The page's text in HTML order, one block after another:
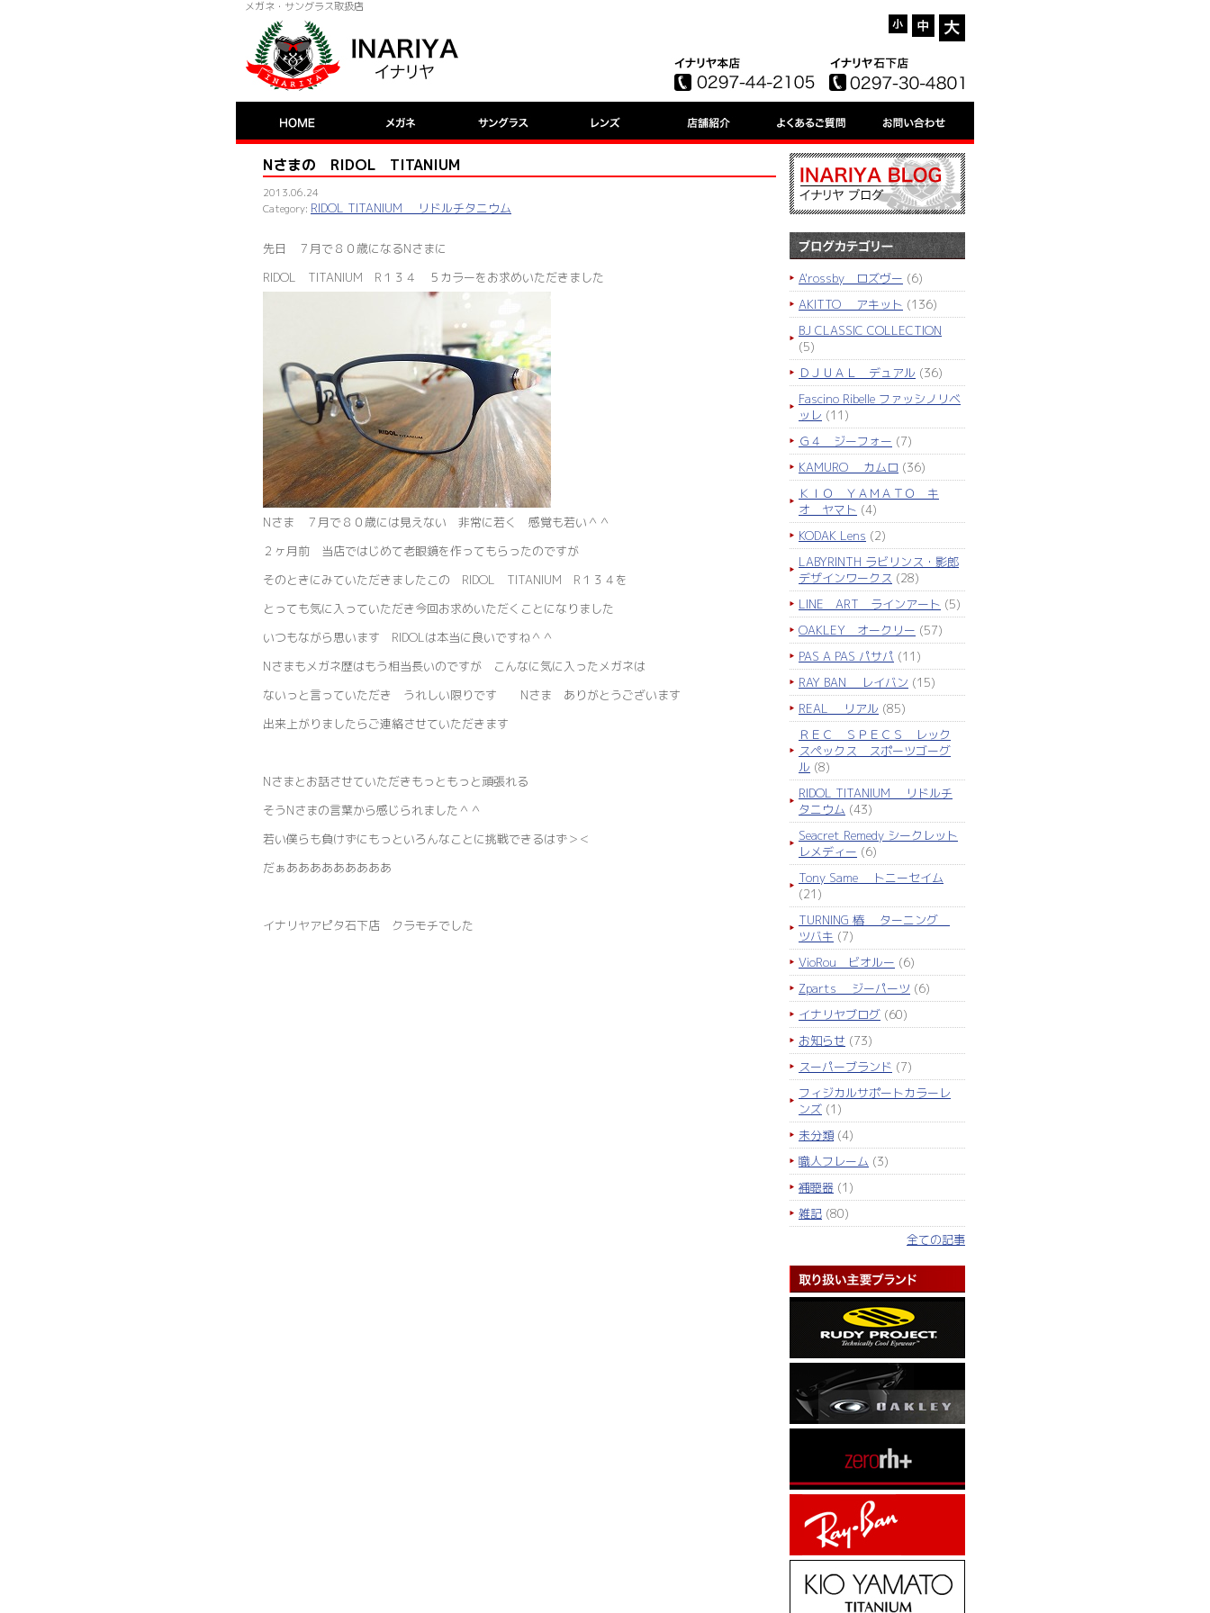
メガネ・サングラス取扱店
Nさまの RIDOL TITANIUM
2013.06.24
RIDOL TITANIUM リドルチタニウム
先日 ７月で８０歳になるNさまに
RIDOL TITANIUM R１３４ ５カラーをお求めいただきました
Nさま ７月で８０歳には見えない 非常に若く 感覚も若い＾＾
２ヶ月前 当店ではじめて老眼鏡を作ってもらったのですが
そのときにみていただきましたこの RIDOL TITANIUM R１３４を
とっても気に入っていただき今回お求めいただくことになりました
いつもながら思います RIDOLは本当に良いですね＾＾
Nさまもメガネ歴はもう相当長いのですが こんなに気に入ったメガネは
ないっと言っていただき うれしい限りです Nさま ありがとうございます
出来上がりましたらご連絡させていただきます
Nさまとお話させていただきもっともっと頑張れる
そうNさまの言葉から感じられました＾＾
若い僕らも負けずにもっといろんなことに挑戦できるはず＞＜
だぁあああああああああ
イナリヤアピタ石下店 クラモチでした
A'rossby ロズヴー (6)
AKITTO アキット (136)
BJ CLASSIC COLLECTION
(5)
ＤＪＵＡＬ デュアル (36)
Fascino Ribelle ファッシノリベ
ッレ (11)
Ｇ４ ジーフォー (7)
KAMURO カムロ (36)
ＫＩＯ ＹＡＭＡＴＯ キ
オ ヤマト (4)
KODAK Lens (2)
LABYRINTH ラビリンス・影郎
デザインワークス (28)
LINE ART ラインアート (5)
OAKLEY オークリー (57)
PAS A PAS パサパ (11)
RAY BAN レイバン (15)
REAL リアル (85)
ＲＥＣ ＳＰＥＣＳ レック
スペックス スポーツゴーグ
ル (8)
RIDOL TITANIUM リドルチ
タニウム (43)
Seacret Remedy シークレット
レメディー (6)
Tony Same トニーセイム
(21)
TURNING 椿 ターニング
ツバキ (7)
VioRou ビオルー (6)
Zparts ジーパーツ (6)
イナリヤブログ (60)
お知らせ (73)
スーパーブランド (7)
フィジカルサポートカラーレ
ンズ (1)
未分類 (4)
職人フレーム (3)
補聴器 (1)
雑記 (80)
全ての記事